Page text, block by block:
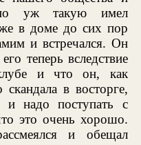
уж такую имел
в доме до сих пор
и встречался. Он
теперь вследствие
и что он, как
в восторге,
и надо поступать с
это очень хорошо.
и обещал